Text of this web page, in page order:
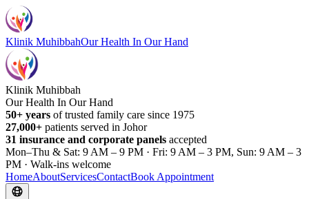
Klinik MuhibbahOur Health In Our Hand
Klinik Muhibbah
Our Health In Our Hand
50+ years of trusted family care since 1975
27,000+ patients served in Johor
31 insurance and corporate panels accepted
Mon–Thu & Sat: 9 AM – 9 PM · Fri: 9 AM – 3 PM, Sun: 9 AM – 3
PM · Walk-ins welcome
HomeAboutServicesContactBook Appointment